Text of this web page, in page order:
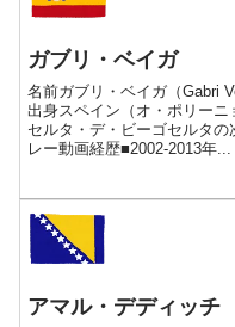
ガブリ・ベイガ
名前ガブリ・ベイガ（Gabri
出身スペイン（オ・ポリー
セルタ・デ・ビーゴセルタ
レー動画経歴■2002-2013年...
アマル・デディッチ